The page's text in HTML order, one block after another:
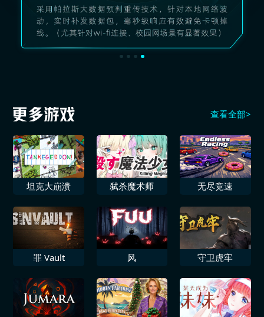
查看全部>
坦克大崩溃 弑杀魔术师 无尽竞速
罪 Vault 风 守卫虎牢